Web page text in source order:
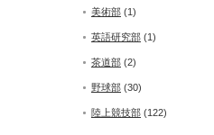
美術部 (1)
英語研究部 (1)
茶道部 (2)
野球部 (30)
陸上競技部 (122)